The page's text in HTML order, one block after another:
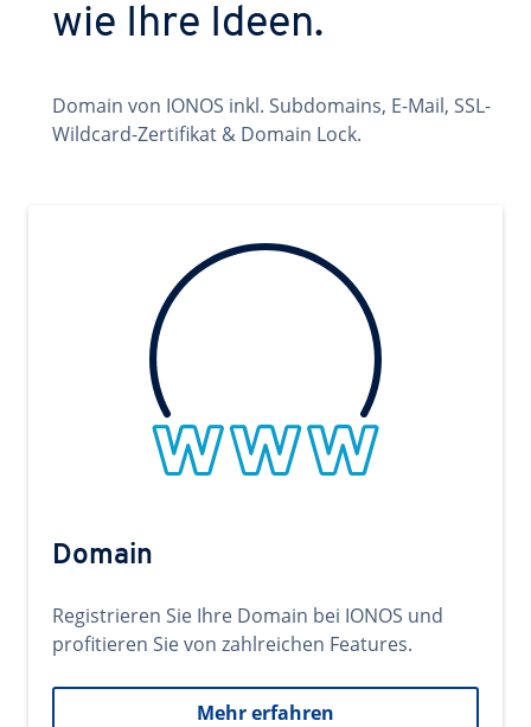
wie Ihre Ideen.
Domain von IONOS inkl. Subdomains, E-Mail, SSL-
Wildcard-Zertifikat & Domain Lock.
Domain
Registrieren Sie Ihre Domain bei IONOS und
profitieren Sie von zahlreichen Features.
Mehr erfahren